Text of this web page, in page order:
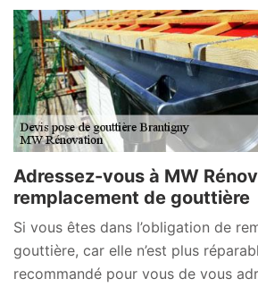
Adressez-vous à MW
remplacement de gouttière
Si vous êtes dans l’obligation de
gouttière, car elle n’est plus
recommandé pour vous de vous